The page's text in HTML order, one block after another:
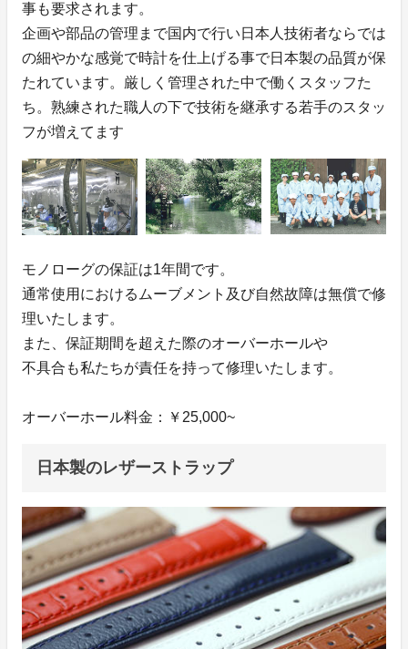
事も要求されます。
企画や部品の管理まで国内で行い日本人技術者ならでは
の細やかな感覚で時計を仕上げる事で日本製の品質が保
たれています。厳しく管理された中で働くスタッフた
ち。熟練された職人の下で技術を継承する若手のスタッ
フが増えてます
モノローグの保証は1年間です。
通常使用におけるムーブメント及び自然故障は無償で修
理いたします。
また、保証期間を超えた際のオーバーホールや
不具合も私たちが責任を持って修理いたします。
オーバーホール料金：￥25,000~
日本製のレザーストラップ